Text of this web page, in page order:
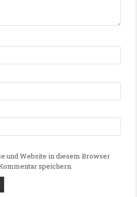
und Website in diesem Browser
speichern.